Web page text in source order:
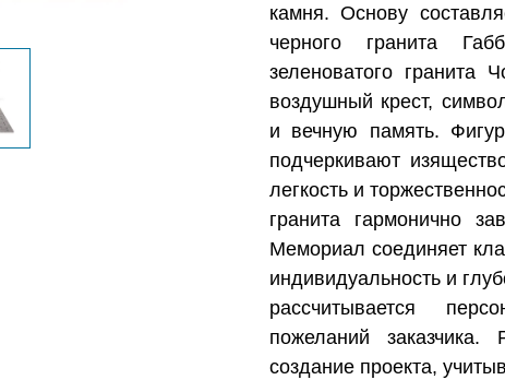
камня. Основу
черного гранита
зеленоватого гранита
воздушный крест,
и вечную память.
подчеркивают
легкость и
гранита гармонично
Мемориал соединяет
индивидуальность и
рассчитывается
пожеланий заказчика.
создание проекта,